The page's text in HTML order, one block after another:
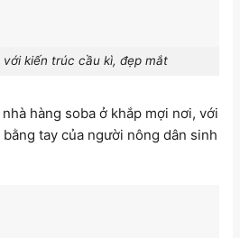
với kiến trúc cầu kì, đẹp mắt
hàng soba ở khắp mợi nơi, với
tay của người nông dân sinh